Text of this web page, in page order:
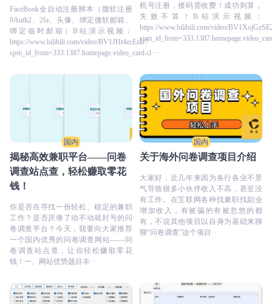
FaceBook全自动注册脚本（微软注册
0Auth2、2fa、头像、绑定微软邮箱、
绑定临时邮箱）B站演示视频：
https://www.bilibili.com/video/BV1JHt4zcEzk/?
spm_id_from=333.1387.homepage.video_card.cl···
机号注册，接码需收费！成功则算，
失败不算！B站演示视频：
https://www.bilibili.com/video/
国内
揭秘高效兼职平台——问卷
调查站点查，轻松赚取零花
钱！
你是否在寻找一份轻松、稳定的兼职
工作？是否厌倦了动不动就封号的问
卷调查平台？今天，我要向大家推荐
一个国内优秀的问卷调查网站——问
卷调查站点查，让你轻松赚取零花
钱！一、网站优势题目丰···
国内
关于海外问卷调查项目介绍
大家好，近几年来因为各行各业不景
气导致很多小伙伴收入不高，甚至没
有工作。在互联网各种找兼职找副业
增加收入，有被骗的有被忽悠的都
有，不说其他项目以自身为基础来聊
聊“问卷调查”这个项目···